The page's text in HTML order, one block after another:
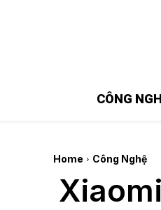
CÔNG
Home Công Nghệ